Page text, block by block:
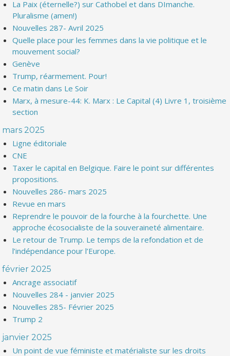
La Paix (éternelle?) sur Cathobel et dans DImanche.
Pluralisme (amen!)
Nouvelles 287- Avril 2025
Quelle place pour les femmes dans la vie politique et le
mouvement social?
Genève
Trump, réarmement. Pour!
Ce matin dans Le Soir
Marx, à mesure-44: K. Marx : Le Capital (4) Livre 1, troisième
section
mars 2025
Ligne éditoriale
CNE
Taxer le capital en Belgique. Faire le point sur différentes
propositions.
Nouvelles 286- mars 2025
Revue en mars
Reprendre le pouvoir de la fourche à la fourchette. Une
approche écosocialiste de la souveraineté alimentaire.
Le retour de Trump. Le temps de la refondation et de
l’indépendance pour l’Europe.
février 2025
Ancrage associatif
Nouvelles 284 - janvier 2025
Nouvelles 285- Février 2025
Trump 2
janvier 2025
Un point de vue féministe et matérialiste sur les droits